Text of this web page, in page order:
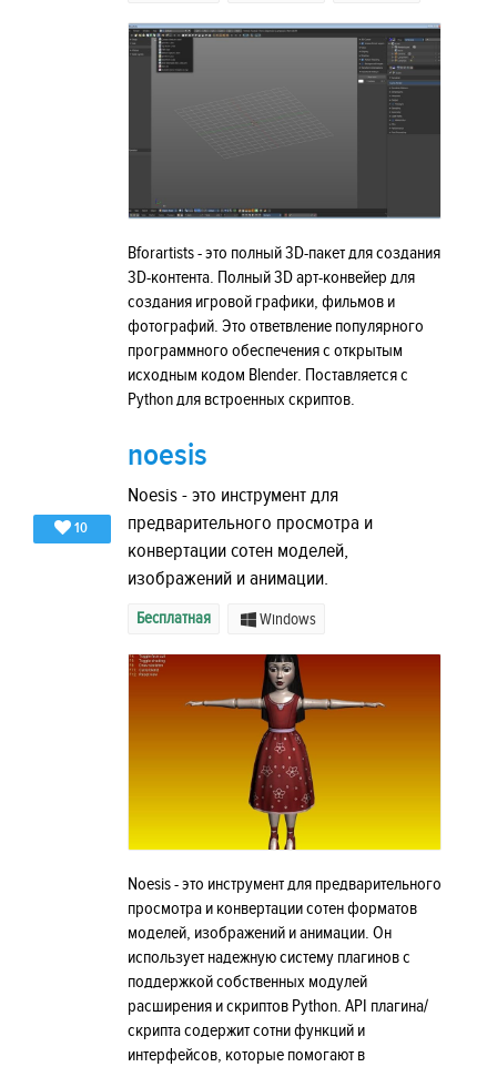
Bforartists - это полный 3D-пакет для создания
3D-контента. Полный 3D арт-конвейер для
создания игровой графики, фильмов и
фотографий. Это ответвление популярного
программного обеспечения с открытым
исходным кодом Blender. Поставляется с
Python для встроенных скриптов.
10
noesis
Noesis - это инструмент для
предварительного просмотра и
конвертации сотен моделей,
изображений и анимации.
Бесплатная Windows
Noesis - это инструмент для предварительного
просмотра и конвертации сотен форматов
моделей, изображений и анимации. Он
использует надежную систему плагинов с
поддержкой собственных модулей
расширения и скриптов Python. API плагина/
скрипта содержит сотни функций и
интерфейсов, которые помогают в